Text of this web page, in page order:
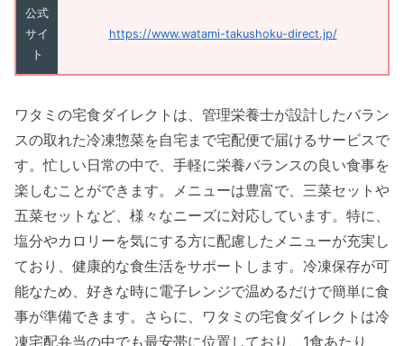
公式
サイ
ト
https://www.watami-takushoku-direct.jp/
ワタミの宅食ダイレクトは、管理栄養士が設計したバラン
スの取れた冷凍惣菜を自宅まで宅配便で届けるサービスで
す。忙しい日常の中で、手軽に栄養バランスの良い食事を
楽しむことができます。メニューは豊富で、三菜セットや
五菜セットなど、様々なニーズに対応しています。特に、
塩分やカロリーを気にする方に配慮したメニューが充実し
ており、健康的な食生活をサポートします。冷凍保存が可
能なため、好きな時に電子レンジで温めるだけで簡単に食
事が準備できます。さらに、ワタミの宅食ダイレクトは冷
凍宅配弁当の中でも最安帯に位置しており、1食あたり